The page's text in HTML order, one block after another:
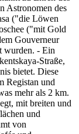
Astronomen des
("die Löwen
("mit Gold
Gouverneur
wurden. - Ein
Straße,
bietet. Diese
Registan und
mehr als 2 km.
mit breiten und
und
von